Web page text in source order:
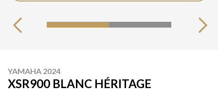
YAMAHA 2024
XSR900 BLANC HÉRITAGE